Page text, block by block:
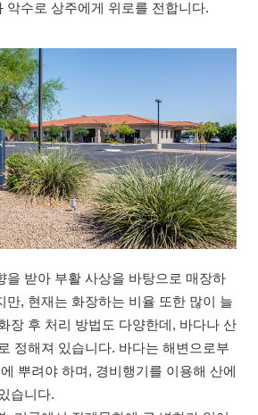
악수로 상주에게 위로를 전합니다.
을 받아 부활 사상을 바탕으로 매장하
만, 현재는 화장하는 비율 또한 많이 늘
장 후 처리 방법도 다양한데, 바다나 산
정해져 있습니다. 바다는 해변으로부
뿌려야 하며, 경비행기를 이용해 산에
습니다.